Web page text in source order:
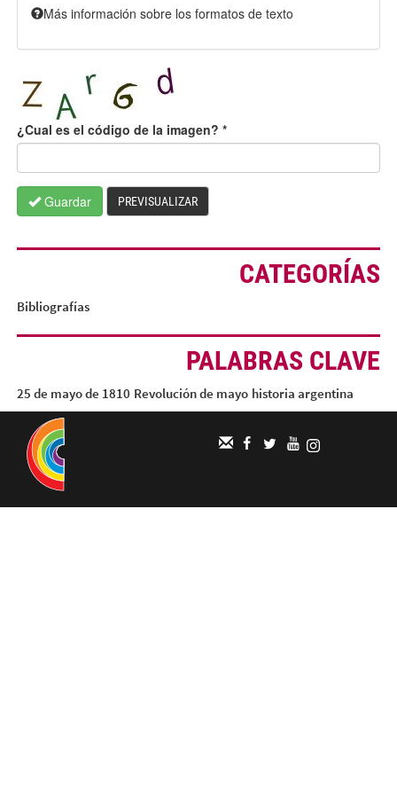
Más información sobre los formatos de texto
¿Cual es el código de la imagen? *
Guardar PREVISUALIZAR
CATEGORÍAS
Bibliografías
PALABRAS CLAVE
25 de mayo de 1810 Revolución de mayo historia argentina